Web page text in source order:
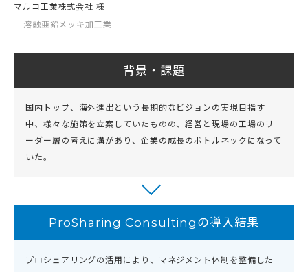
マルコ工業株式会社 様
溶融亜鉛メッキ加工業
背景・課題
国内トップ、海外進出という長期的なビジョンの実現目指す
中、様々な施策を立案していたものの、経営と現場の工場のリ
ーダー層の考えに溝があり、企業の成長のボトルネックになって
いた。
ProSharing Consultingの導入結果
プロシェアリングの活用により、マネジメント体制を整備した